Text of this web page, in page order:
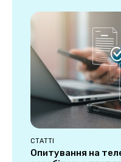
СТАТТІ
Опитування на